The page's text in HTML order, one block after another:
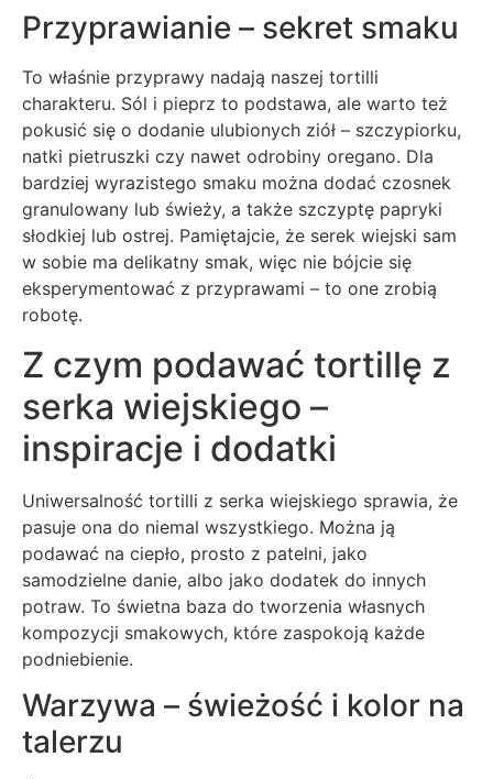
Przyprawianie – sekret smaku
To właśnie przyprawy nadają naszej tortilli
charakteru. Sól i pieprz to podstawa, ale warto też
pokusić się o dodanie ulubionych ziół – szczypiorku,
natki pietruszki czy nawet odrobiny oregano. Dla
bardziej wyrazistego smaku można dodać czosnek
granulowany lub świeży, a także szczyptę papryki
słodkiej lub ostrej. Pamiętajcie, że serek wiejski sam
w sobie ma delikatny smak, więc nie bójcie się
eksperymentować z przyprawami – to one zrobią
robotę.
Z czym podawać tortillę z
serka wiejskiego –
inspiracje i dodatki
Uniwersalność tortilli z serka wiejskiego sprawia, że
pasuje ona do niemal wszystkiego. Można ją
podawać na ciepło, prosto z patelni, jako
samodzielne danie, albo jako dodatek do innych
potraw. To świetna baza do tworzenia własnych
kompozycji smakowych, które zaspokoją każde
podniebienie.
Warzywa – świeżość i kolor na
talerzu